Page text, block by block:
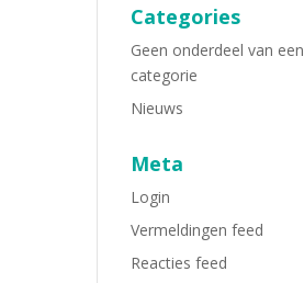
Categories
Geen onderdeel van een
categorie
Nieuws
Meta
Login
Vermeldingen feed
Reacties feed